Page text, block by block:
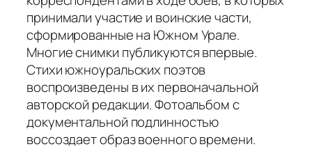
принимали участие и воинские части,
сформированные на Южном Урале.
Многие снимки публикуются впервые.
Стихи южноуральских поэтов
воспроизведены в их первоначальной
авторской редакции. Фотоальбом с
документальной подлинностью
воссоздает образ военного времени.